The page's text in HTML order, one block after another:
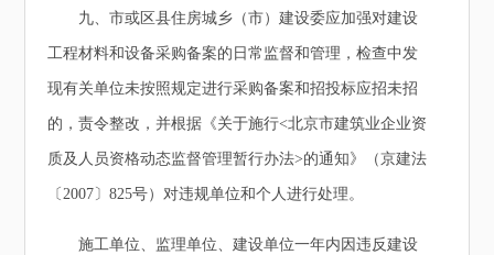
九、市或区县住房城乡（市）建设委应加强对建设
工程材料和设备采购备案的日常监督和管理，检查中发
现有关单位未按照规定进行采购备案和招投标应招未招
的，责令整改，并根据《关于施行<北京市建筑业企业资
质及人员资格动态监督管理暂行办法>的通知》（京建法
〔2007〕825号）对违规单位和个人进行处理。
施工单位、监理单位、建设单位一年内因违反建设